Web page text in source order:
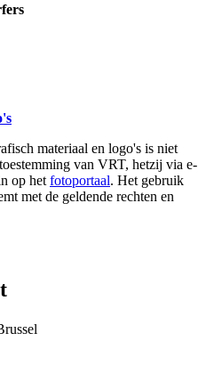
materiaal en logo's is niet
van VRT, hetzij via e-
op het fotoportaal. Het gebruik
met de geldende rechten en